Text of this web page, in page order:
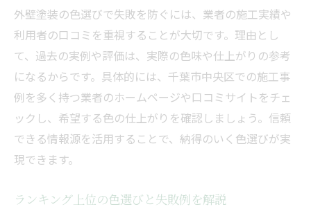
外壁塗装の色選びで失敗を防ぐには、業者の施工実績や
利用者の口コミを重視することが大切です。理由とし
て、過去の実例や評価は、実際の色味や仕上がりの参考
になるからです。具体的には、千葉市中央区での施工事
例を多く持つ業者のホームページや口コミサイトをチェ
ックし、希望する色の仕上がりを確認しましょう。信頼
できる情報源を活用することで、納得のいく色選びが実
現できます。
ランキング上位の色選びと失敗例を解説